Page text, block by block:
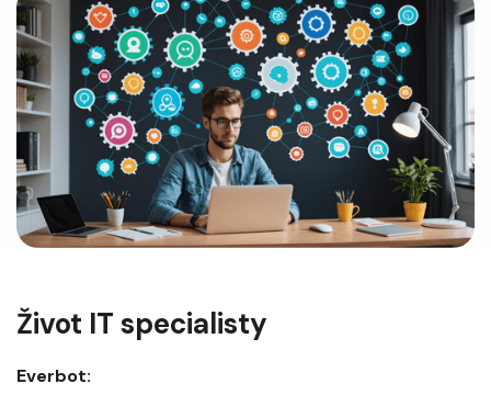
Život IT specialisty
Everbot: